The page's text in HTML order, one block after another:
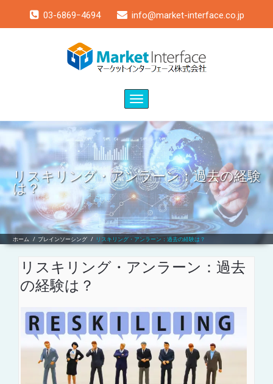
03-6869ｰ4694 info@market-interface.co.jp
Toggle
navigation
リスキリング・アンラーン：過去の経験
は？
ホーム / ブレインソーシング / リスキリング・アンラーン：過去の経験は？
リスキリング・アンラーン：過去
の経験は？